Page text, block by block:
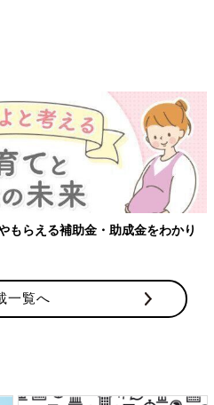
り
【ワクチン接種できるものも
一覧へ